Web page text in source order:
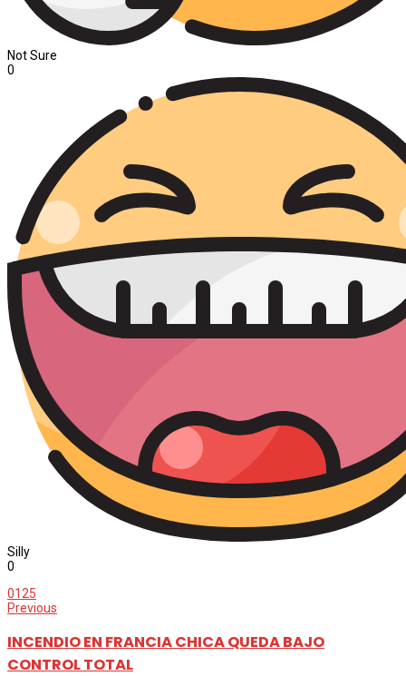
Not Sure
0
Silly
0
0125
Previous
INCENDIO EN FRANCIA CHICA QUEDA BAJO
CONTROL TOTAL